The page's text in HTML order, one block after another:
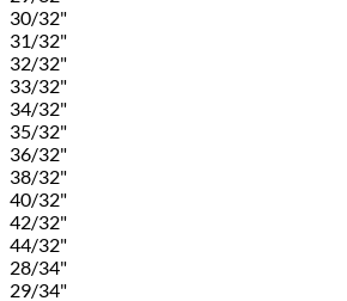
30/32"
31/32"
32/32"
33/32"
34/32"
35/32"
36/32"
38/32"
40/32"
42/32"
44/32"
28/34"
29/34"